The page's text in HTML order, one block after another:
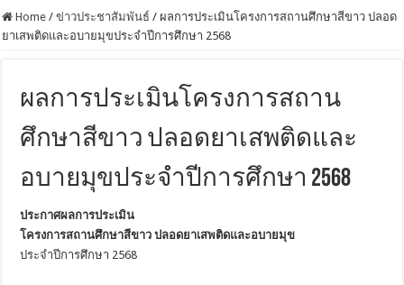
Home / ข่าวประชาสัมพันธ์ / ผลการประเมินโครงการสถานศึกษาสีขาว ปลอด
ยาเสพติดและอบายมุขประจำปีการศึกษา 2568
ผลการประเมินโครงการสถาน
ศึกษาสีขาว ปลอดยาเสพติดและ
อบายมุขประจำปีการศึกษา 2568
ประกาศผลการประเมิน
โครงการสถานศึกษาสีขาว ปลอดยาเสพติดและอบายมุข
ประจำปีการศึกษา 2568